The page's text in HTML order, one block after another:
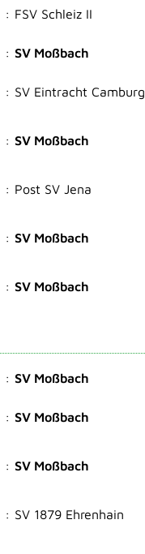
: FSV Schleiz II
: SV Moßbach
: SV Eintracht Camburg
: SV Moßbach
: Post SV Jena
: SV Moßbach
: SV Moßbach
: SV Moßbach
: SV Moßbach
: SV Moßbach
: SV 1879 Ehrenhain